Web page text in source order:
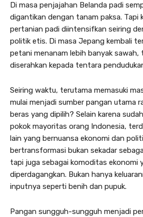
Di masa penjajahan Belanda padi
digantikan dengan tanam paksa. Tapi
pertanian padi diintensifkan seiring
politik etis. Di masa Jepang kembali
petani menanam lebih banyak sawah,
diserahkan kepada tentara
Seiring waktu, terutama memasuki
mulai menjadi sumber pangan utama
beras yang dipilih? Selain karena
pokok mayoritas orang Indonesia,
lain yang bernuansa ekonomi dan
bertransformasi bukan sekadar
tapi juga sebagai komoditas ekonomi
diperdagangkan. Bukan hanya
inputnya seperti benih dan pupuk.
Pangan sungguh-sungguh menjadi